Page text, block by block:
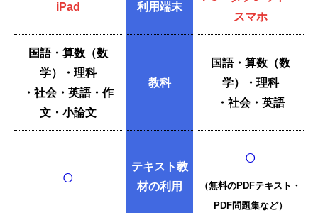
iPad 利用端末
スマホ
国語・算数（数
学）・理科
・社会・英語・作
文・小論文
教科
国語・算数（数
学）・理科
・社会・英語
○
テキスト教
材の利用
○
（無料のPDFテキスト・
PDF問題集など）